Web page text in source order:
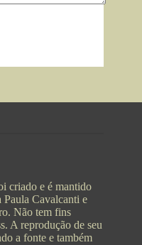
criado e é mantido
Paula Cavalcanti e
Não tem fins
A reprodução de seu
a fonte e também